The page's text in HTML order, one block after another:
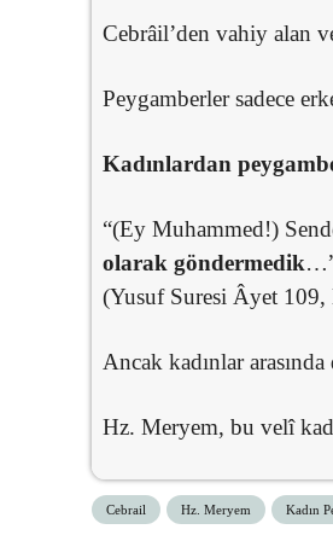
Cebrâil’den vahiy alan
Peygamberler sadece
Kadınlardan
“(Ey Muhammed!)
olarak göndermedik
(Yusuf Suresi Âyet
Ancak kadınlar
Hz. Meryem, bu velî
Cebrail Hz. Meryem Kadın